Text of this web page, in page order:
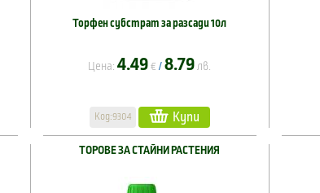
Торфен субстрат за разсади 10л
Цена: 4.49 € /8.79 лв.
Код:9304 Купи
ТОРОВЕ ЗА СТАЙНИ РАСТЕНИЯ